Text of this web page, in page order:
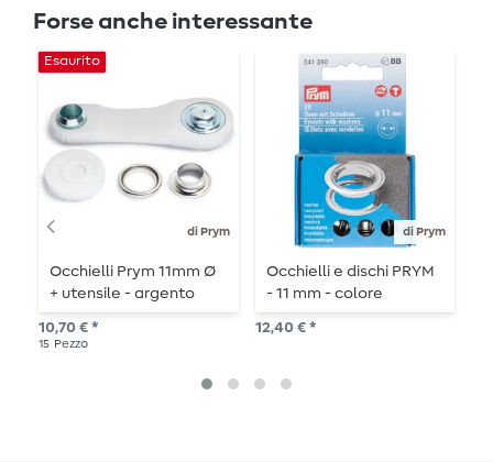
Forse anche interessante
di Prym
Esaurito
Occhielli Prym 11mm Ø
+ utensile - argento
10,70 € *
15 Pezzo
di Prym
Occhielli e dischi PRYM
- 11 mm - colore
argento
12,40 € *